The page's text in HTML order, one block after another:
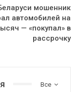
мошенник
автомобилей на
— «покупал» в
рассрочку
Все